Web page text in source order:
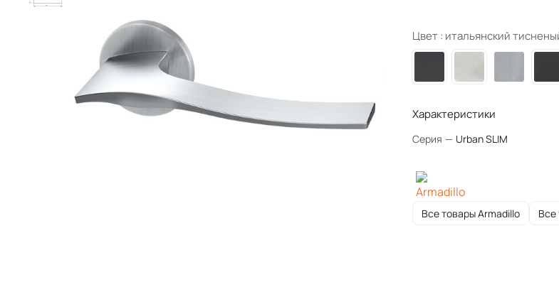
Цвет : итальянский
Характеристики
Серия — Urban SLIM
Все товары Armadillo Все